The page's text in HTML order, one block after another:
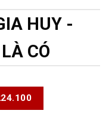
HUY -
CÓ